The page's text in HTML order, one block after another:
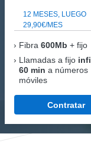
12 MESES, LUEGO
29,90€/MES
Fibra 600Mb + fijo
Llamadas a fijo
60 min a números
móviles
Contratar